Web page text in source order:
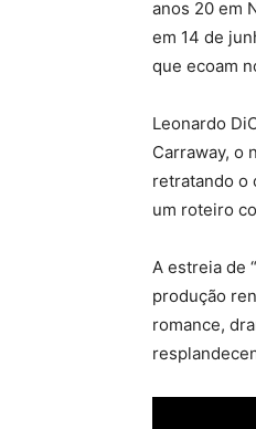
anos 20 em
em 14 de
que ecoam
Leonardo
Carraway, o
retratando o
um roteiro
A estreia de
produção
romance,